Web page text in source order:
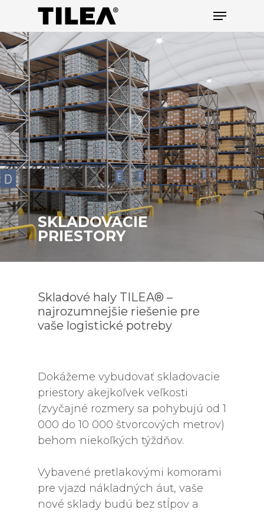
Hit enter to search or ESC to close
SKLADOVACIE
PRIESTORY
Skladové haly TILEA® –
najrozumnejšie riešenie pre
vaše logistické potreby
Dokážeme vybudovať skladovacie
priestory akejkoľvek veľkosti
(zvyčajné rozmery sa pohybujú od 1
000 do 10 000 štvorcových metrov)
behom niekoľkých týždňov.
Vybavené pretlakovými komorami
pre vjazd nákladných áut, vaše
nové sklady budú bez stĺpov a